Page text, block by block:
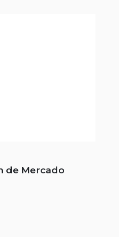
de Mercado